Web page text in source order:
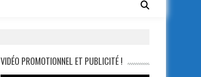
VIDÉO PROMOTIONNEL ET PUBLICITÉ !